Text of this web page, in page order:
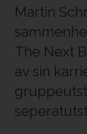
Martin
The Next
av sin